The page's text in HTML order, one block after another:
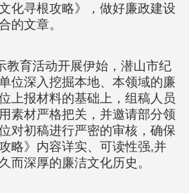
寻根攻略》，做好廉政建设
的文章。
教育活动开展伊始，潜山市纪
位深入挖掘本地、本领域的廉
上报材料的基础上，组稿人员
素材严格把关，并邀请部分领
对初稿进行严密的审核，确保
略》内容详实、可读性强,并
而深厚的廉洁文化历史。